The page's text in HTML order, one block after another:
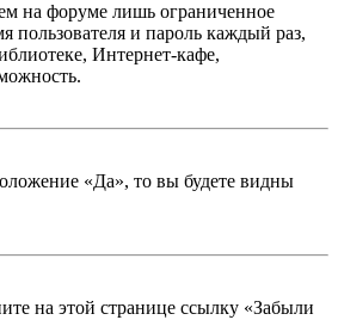
на форуме лишь ограниченное
пользователя и пароль каждый раз,
Интернет-кафе,
«Да», то вы будете видны
на этой странице ссылку «Забыли